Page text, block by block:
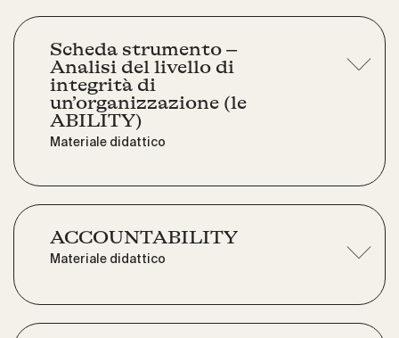
Scheda strumento –
Analisi del livello di
integrità di
un’organizzazione (le
ABILITY)
Materiale didattico
ACCOUNTABILITY
Materiale didattico